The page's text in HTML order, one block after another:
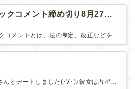
パブリックコメント締め切り8月27日必着です！
友人のHさんとデートしました(･∀･)♪彼女は占星術の先生で、その世界ではとっても著名な方なのだそう。本もたくさんお書きにな…